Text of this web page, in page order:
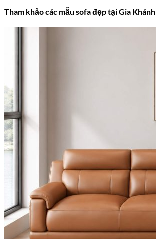
Tham khảo các mẫu sofa đẹp tại Gia Khánh